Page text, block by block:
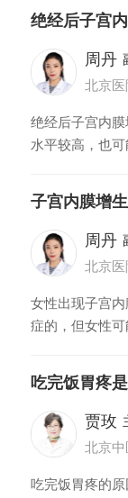
枢，引起发烧
显，少部分患者
者反复发烧，
体
绝经后子宫
周丹
北京医
绝经后子宫内
水平较高，也
情。在日常生
生，勤换内裤
子宫内膜增
周丹
北京医
女性出现子宫
症的，但女性
的情况。女性
下给予激素类
等，对于严重
守
吃完饭胃疼是
贾玫
北京
吃完饭胃疼的